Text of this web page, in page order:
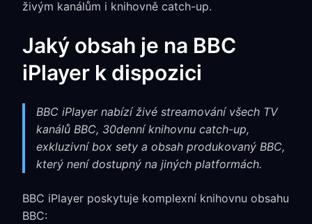
živým kanálům i knihovně catch-up.
Jaký obsah je na BBC
iPlayer k dispozici
BBC iPlayer nabízí živé streamování všech TV
kanálů BBC, 30denní knihovnu catch-up,
exkluzivní box sety a obsah produkovaný BBC,
který není dostupný na jiných platformách.
BBC iPlayer poskytuje komplexní knihovnu obsahu
BBC: